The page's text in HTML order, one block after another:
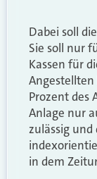
Dabei soll
Sie soll nur
Kassen für
Angestellten
Prozent des
Anlage nur
zulässig und
in dem